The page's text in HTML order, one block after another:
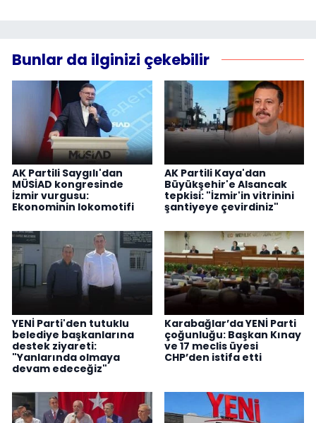
Bunlar da ilginizi çekebilir
AK Partili Saygılı'dan
MÜSİAD kongresinde
İzmir vurgusu:
Ekonominin lokomotifi
AK Partili Kaya'dan
Büyükşehir'e Alsancak
tepkisi: "İzmir'in vitrinini
şantiyeye çevirdiniz"
YENİ Parti'den tutuklu
belediye başkanlarına
destek ziyareti:
"Yanlarında olmaya
devam edeceğiz"
Karabağlar’da YENİ Parti
çoğunluğu: Başkan Kınay
ve 17 meclis üyesi
CHP’den istifa etti